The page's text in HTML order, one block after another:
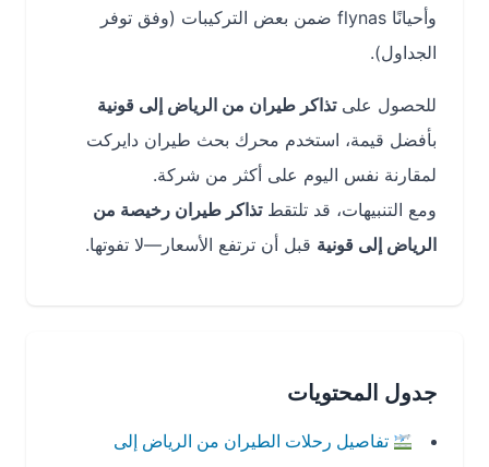
وأحيانًا flynas ضمن بعض التركيبات (وفق توفر
الجداول).
للحصول علىتذاكر طيران من الرياض إلى قونية
بأفضل قيمة، استخدم محرك بحث طيران دايركت
لمقارنة نفس اليوم على أكثر من شركة.
ومع التنبيهات، قد تلتقطتذاكر طيران رخيصة من
الرياض إلى قونيةقبل أن ترتفع الأسعار—لا تفوتها.
جدول المحتويات
تفاصيل رحلات الطيران من الرياض إلى